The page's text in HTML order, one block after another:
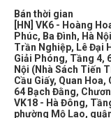
Bán thời gian
[HN] VK6 - Hoàng
Phúc, Ba Đình, Hà Nội
Trần Nghiệp, Lê Đại
Giải Phóng, Tầng 4,
Nội (Nhà Sách Tiến
Cầu Giấy, Quan Hoa,
64 Bạch Đằng,
VK18 - Hà Đông,
phường Mộ Lao,